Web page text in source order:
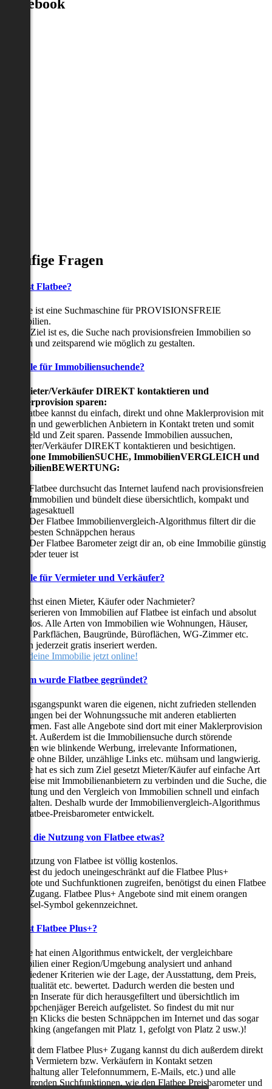
Facebook
Häufige Fragen
Was ist Flatbee?
Flatbee ist eine Suchmaschine für PROVISIONSFREIE
Immobilien.
Unser Ziel ist es, die Suche nach provisionsfreien Immobilien so
einfach und zeitsparend wie möglich zu gestalten.
Vorteile für Immobiliensuchende?
Viermieter/Verkäufer DIREKT kontaktieren und
Maklerprovision sparen:
Mit Flatbee kannst du einfach, direkt und ohne Maklerprovision mit
privaten und gewerblichen Anbietern in Kontakt treten und somit
viel Geld und Zeit sparen. Passende Immobilien aussuchen,
Vermieter/Verkäufer DIREKT kontaktieren und besichtigen.
All-in-one ImmobilienSUCHE, ImmobilienVERGLEICH und
ImmobilienBEWERTUNG:
Flatbee durchsucht das Internet laufend nach provisionsfreien
Immobilien und bündelt diese übersichtlich, kompakt und
tagesaktuell
Der Flatbee Immobilienvergleich-Algorithmus filtert dir die
besten Schnäppchen heraus
Der Flatbee Barometer zeigt dir an, ob eine Immobilie günstig
oder teuer ist
Vorteile für Vermieter und Verkäufer?
Du suchst einen Mieter, Käufer oder Nachmieter?
Das Inserieren von Immobilien auf Flatbee ist einfach und absolut
kostenlos. Alle Arten von Immobilien wie Wohnungen, Häuser,
Villen, Parkflächen, Baugründe, Büroflächen, WG-Zimmer etc.
können jederzeit gratis inseriert werden.
Stelle deine Immobilie jetzt online!
Warum wurde Flatbee gegründet?
Der Ausgangspunkt waren die eigenen, nicht zufrieden stellenden
Erfahrungen bei der Wohnungssuche mit anderen etablierten
Plattformen. Fast alle Angebote sind dort mit einer Maklerprovision
behaftet. Außerdem ist die Immobiliensuche durch störende
Faktoren wie blinkende Werbung, irrelevante Informationen,
Inserate ohne Bilder, unzählige Links etc. mühsam und langwierig.
Flatbee hat es sich zum Ziel gesetzt Mieter/Käufer auf einfache Art
und Weise mit Immobilienanbietern zu verbinden und die Suche, die
Bewertung und den Vergleich von Immobilien schnell und einfach
zu gestalten. Deshalb wurde der Immobilienvergleich-Algorithmus
und Flatbee-Preisbarometer entwickelt.
Kostet die Nutzung von Flatbee etwas?
Die Nutzung von Flatbee ist völlig kostenlos.
Möchtest du jedoch uneingeschränkt auf die Flatbee Plus+
Angebote und Suchfunktionen zugreifen, benötigst du einen Flatbee
Plus+ Zugang. Flatbee Plus+ Angebote sind mit einem orangen
Schlüssel-Symbol gekennzeichnet.
Was ist Flatbee Plus+?
Flatbee hat einen Algorithmus entwickelt, der vergleichbare
Immobilien einer Region/Umgebung analysiert und anhand
verschiedener Kriterien wie der Lage, der Ausstattung, dem Preis,
der Aktualität etc. bewertet. Dadurch werden die besten und
neuesten Inserate für dich herausgefiltert und übersichtlich im
Schnäppchenjäger Bereich aufgelistet. So findest du mit nur
wenigen Klicks die besten Schnäppchen im Internet und das sogar
als Ranking (angefangen mit Platz 1, gefolgt von Platz 2 usw.)!
Nur mit dem Flatbee Plus+ Zugang kannst du dich außerdem direkt
mit den Vermietern bzw. Verkäufern in Kontakt setzen
(Freischaltung aller Telefonnummern, E-Mails, etc.) und alle
zeitsparenden Suchfunktionen, wie den Flatbee Preisbarometer und